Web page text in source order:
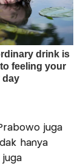
juga
hanya